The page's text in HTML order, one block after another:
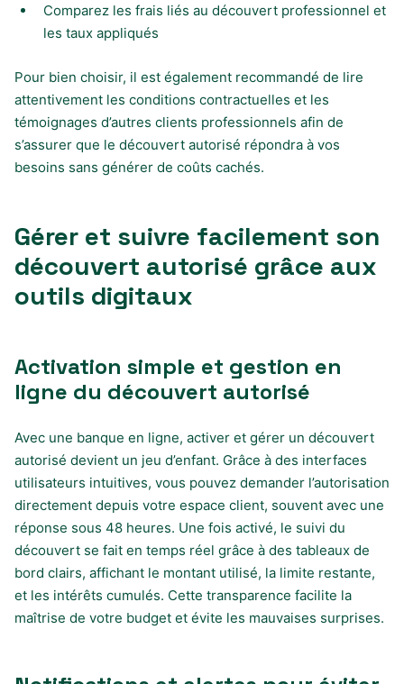
Comparez les frais liés au découvert professionnel et
les taux appliqués
Pour bien choisir, il est également recommandé de lire
attentivement les conditions contractuelles et les
témoignages d’autres clients professionnels afin de
s’assurer que le découvert autorisé répondra à vos
besoins sans générer de coûts cachés.
Gérer et suivre facilement son
découvert autorisé grâce aux
outils digitaux
Activation simple et gestion en
ligne du découvert autorisé
Avec une banque en ligne, activer et gérer un découvert
autorisé devient un jeu d’enfant. Grâce à des interfaces
utilisateurs intuitives, vous pouvez demander l’autorisation
directement depuis votre espace client, souvent avec une
réponse sous 48 heures. Une fois activé, le suivi du
découvert se fait en temps réel grâce à des tableaux de
bord clairs, affichant le montant utilisé, la limite restante,
et les intérêts cumulés. Cette transparence facilite la
maîtrise de votre budget et évite les mauvaises surprises.